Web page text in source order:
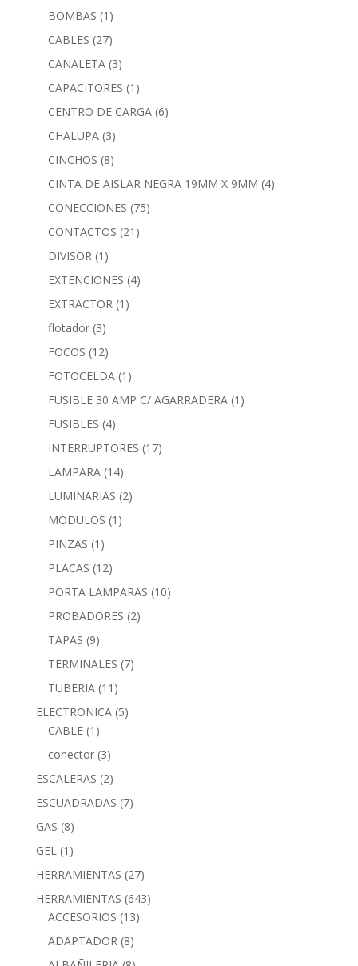
BOMBAS (1)
CABLES (27)
CANALETA (3)
CAPACITORES (1)
CENTRO DE CARGA (6)
CHALUPA (3)
CINCHOS (8)
CINTA DE AISLAR NEGRA 19MM X 9MM (4)
CONECCIONES (75)
CONTACTOS (21)
DIVISOR (1)
EXTENCIONES (4)
EXTRACTOR (1)
flotador (3)
FOCOS (12)
FOTOCELDA (1)
FUSIBLE 30 AMP C/ AGARRADERA (1)
FUSIBLES (4)
INTERRUPTORES (17)
LAMPARA (14)
LUMINARIAS (2)
MODULOS (1)
PINZAS (1)
PLACAS (12)
PORTA LAMPARAS (10)
PROBADORES (2)
TAPAS (9)
TERMINALES (7)
TUBERIA (11)
ELECTRONICA (5)
CABLE (1)
conector (3)
ESCALERAS (2)
ESCUADRADAS (7)
GAS (8)
GEL (1)
HERRAMIENTAS (27)
HERRAMIENTAS (643)
ACCESORIOS (13)
ADAPTADOR (8)